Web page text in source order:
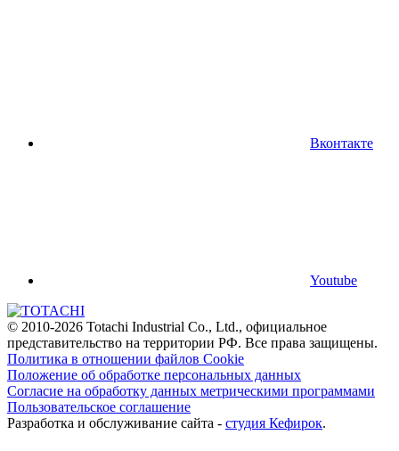
Вконтакте
Youtube
© 2010-2026 Totachi Industrial Co., Ltd., официальное
представительство на территории РФ. Все права защищены.
Политика в отношении файлов Cookie
Положение об обработке персональных данных
Согласие на обработку данных метрическими программами
Пользовательское соглашение
Разработка и обслуживание сайта - студия Кефирок.